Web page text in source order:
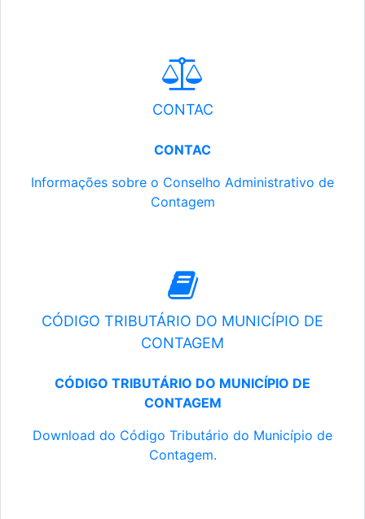
CONTAC
CONTAC
Informações sobre o Conselho Administrativo de
Contagem
CÓDIGO TRIBUTÁRIO DO MUNICÍPIO DE
CONTAGEM
CÓDIGO TRIBUTÁRIO DO MUNICÍPIO DE
CONTAGEM
Download do Código Tributário do Município de
Contagem.